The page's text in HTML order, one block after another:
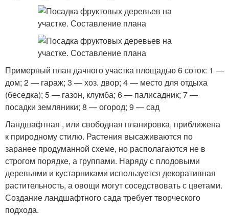
Примерный план дачного участка площадью 6 соток: 1 —
дом; 2 — гараж; 3 — хоз. двор; 4 — место для отдыха
(беседка); 5 — газон, клумба; 6 — палисадник; 7 —
посадки земляники; 8 — огород; 9 — сад
Ландшафтная , или свободная планировка, приближена
к природному стилю. Растения высаживаются по
заранее продуманной схеме, но располагаются не в
строгом порядке, а группами. Наряду с плодовыми
деревьями и кустарниками используется декоративная
растительность, а овощи могут соседствовать с цветами.
Создание ландшафтного сада требует творческого
подхода.